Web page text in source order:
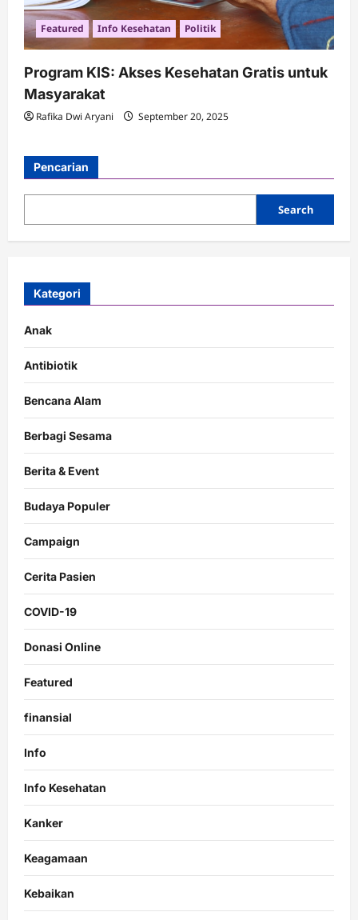
Featured Info Kesehatan Politik
Program KIS: Akses Kesehatan Gratis untuk
Masyarakat
Rafika Dwi Aryani September 20, 2025
Pencarian
Search
Kategori
Anak
Antibiotik
Bencana Alam
Berbagi Sesama
Berita & Event
Budaya Populer
Campaign
Cerita Pasien
COVID-19
Donasi Online
Featured
finansial
Info
Info Kesehatan
Kanker
Keagamaan
Kebaikan